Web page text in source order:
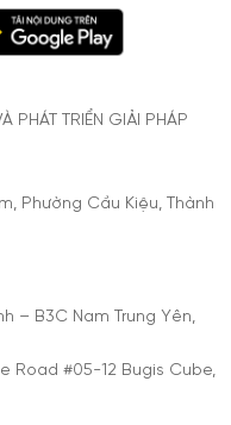
PHÁT TRIỂN GIẢI PHÁP
Phường Cầu Kiệu, Thành
– B3C Nam Trung Yên,
Road #05-12 Bugis Cube,